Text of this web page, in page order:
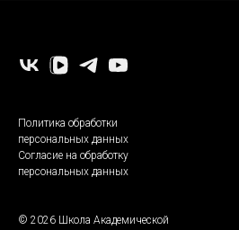
Политика обработки
персональных данных
Согласие на обработку
персональных данных
© 2026 Школа Академической